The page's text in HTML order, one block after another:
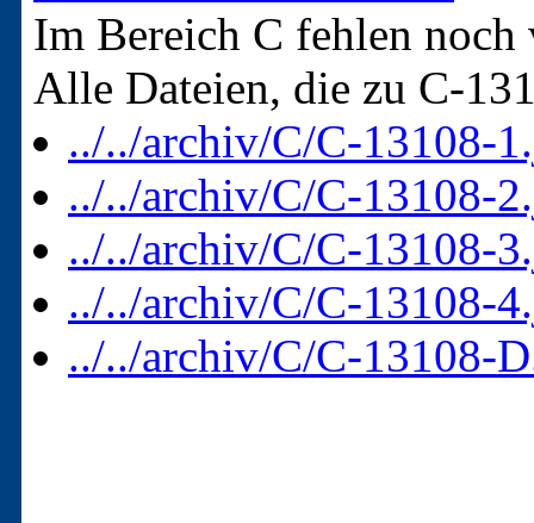
Im Bereich C fehlen noch
Alle Dateien, die zu C-
../../archiv/C/C-13108-
../../archiv/C/C-13108-
../../archiv/C/C-13108-
../../archiv/C/C-13108-
../../archiv/C/C-13108-